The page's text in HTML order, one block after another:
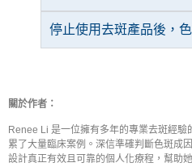
停止使用去斑產品後，
關於作者：
Renee Li 是一位擁有多年的專業去斑經
累了大量臨床案例。深信準確判斷色斑成
設計真正有效且可靠的個人化療程，幫助